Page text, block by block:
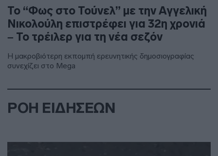
Το “Φως στο Τούνελ” με την Αγγελική
Νικολούλη επιστρέφει για 32η χρονιά
– Το τρέιλερ για τη νέα σεζόν
Η μακροβιότερη εκπομπή ερευνητικής δημοσιογραφίας
συνεχίζει στο Mega
ΡΟΗ ΕΙΔΗΣΕΩΝ